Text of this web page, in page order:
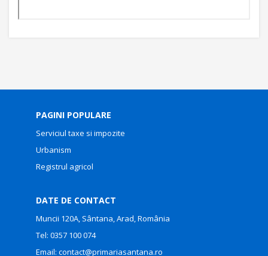
PAGINI POPULARE
Serviciul taxe si impozite
Urbanism
Registrul agricol
DATE DE CONTACT
Muncii 120A, Sântana, Arad, România
Tel: 0357 100 074
Email: contact@primariasantana.ro